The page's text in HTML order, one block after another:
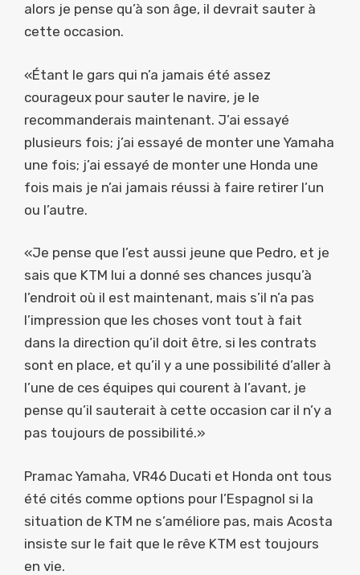
alors je pense qu’à son âge, il devrait sauter à
cette occasion.
«Étant le gars qui n’a jamais été assez
courageux pour sauter le navire, je le
recommanderais maintenant. J’ai essayé
plusieurs fois; j’ai essayé de monter une Yamaha
une fois; j’ai essayé de monter une Honda une
fois mais je n’ai jamais réussi à faire retirer l’un
ou l’autre.
«Je pense que l’est aussi jeune que Pedro, et je
sais que KTM lui a donné ses chances jusqu’à
l’endroit où il est maintenant, mais s’il n’a pas
l’impression que les choses vont tout à fait
dans la direction qu’il doit être, si les contrats
sont en place, et qu’il y a une possibilité d’aller à
l’une de ces équipes qui courent à l’avant, je
pense qu’il sauterait à cette occasion car il n’y a
pas toujours de possibilité.»
Pramac Yamaha, VR46 Ducati et Honda ont tous
été cités comme options pour l’Espagnol si la
situation de KTM ne s’améliore pas, mais Acosta
insiste sur le fait que le rêve KTM est toujours
en vie.